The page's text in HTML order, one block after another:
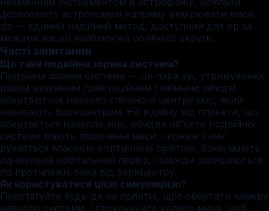
дозволяють астрономам напряму вимірювати маси
зір — єдиний надійний метод, доступний для зір за
межами нашої найближчої сонячної округи.
Часті запитання
Що таке подвійна зоряна система?
Подвійна зоряна система — це пара зір, утримуваних
разом взаємним гравітаційним тяжінням; обидві
обертаються навколо спільного центру мас, який
називають барицентром. На відміну від планети, що
обертається навколо зорі, обидва об'єкти подвійної
системи мають порівнянні маси, і кожен з них
рухається власною еліптичною орбітою. Вони мають
однаковий орбітальний період і завжди залишаються
по протилежні боки від барицентру.
Як користуватися цією симуляцією?
Перетягуйте будь-де на полотні, щоб обертати камеру
навколо системи, і прокручуйте колесо миші, щоб